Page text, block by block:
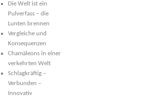
Die Welt ist ein
Pulverfass – die
Lunten brennen
Vergleiche und
Konsequenzen
Chamäleons in einer
verkehrten Welt
Schlagkräftig –
Verbunden –
Innovativ